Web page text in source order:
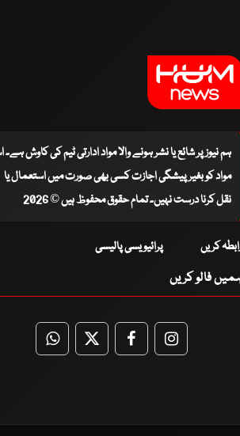
ہم نیوز پر شائع یا نشر ہونے والا مواد ادارتی ٹیم کی کاوش
مواد کو بغیر پیشگی اجازت کسی بھی صورت میں استعمال یا
نقل کرنا درست نہیں۔ تمام حقوق محفوظ ہیں © 2026
کریں پرائیویسی پالیسی
فالو کریں
WhatsApp
TwitterFacebookFacebook